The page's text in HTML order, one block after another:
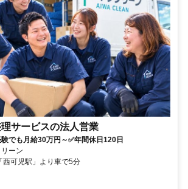
サービスの法人営業
験でも月給30万円～✅年間休日120日
ーン
西可児駅」より車で5分